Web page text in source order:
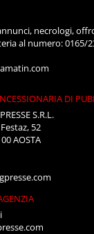
necrologi,
al numero: 0165/
DI
S.R.L.
52
AOSTA